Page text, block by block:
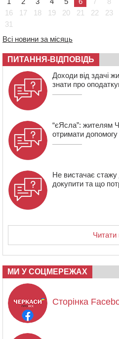
11:14
Збитки понад 100 тисяч
правоохоронці виявили
10:33 У Черкасах легковик
09:49 ДНК-експертиза через
загибель захисника зі
16
17 18 19 20 21 22 23
31
Всі новини за місяць
ПИТАННЯ-ВІДПОВІДЬ
Доходи від здачі
знати про
“єЯсла”: жителям
отримати
Не вистачає стажу
докупити та що
МИ У СОЦМЕРЕЖАХ
Сторінка